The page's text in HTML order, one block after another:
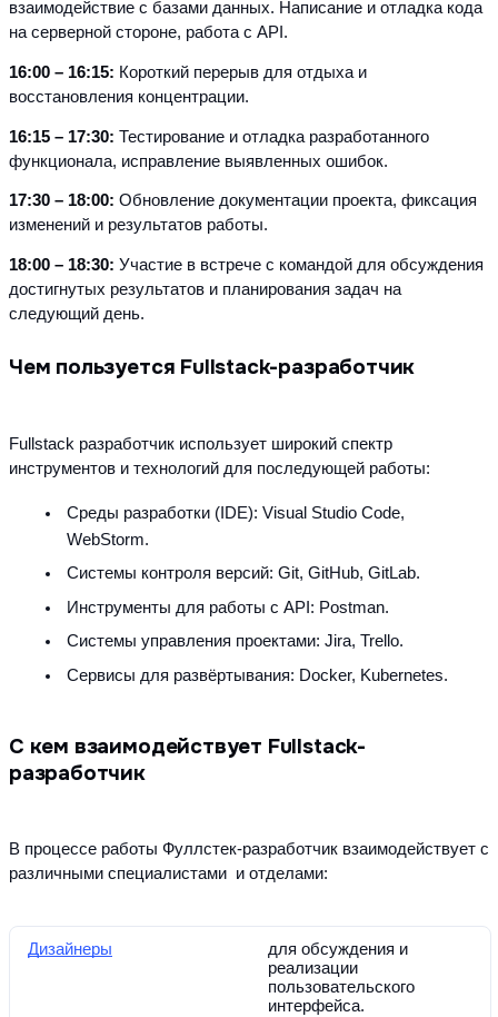
взаимодействие с базами данных. Написание и отладка кода
на серверной стороне, работа с API.
16:00 – 16:15: Короткий перерыв для отдыха и
восстановления концентрации.
16:15 – 17:30: Тестирование и отладка разработанного
функционала, исправление выявленных ошибок.
17:30 – 18:00: Обновление документации проекта, фиксация
изменений и результатов работы.
18:00 – 18:30: Участие в встрече с командой для обсуждения
достигнутых результатов и планирования задач на
следующий день.
Чем пользуется Fullstack-разработчик
Fullstack разработчик использует широкий спектр
инструментов и технологий для последующей работы:
Среды разработки (IDE): Visual Studio Code,
WebStorm.
Системы контроля версий: Git, GitHub, GitLab.
Инструменты для работы с API: Postman.
Системы управления проектами: Jira, Trello.
Сервисы для развёртывания: Docker, Kubernetes.
С кем взаимодействует Fullstack-
разработчик
В процессе работы Фуллстек-разработчик взаимодействует с
различными специалистами  и отделами:
Дизайнеры
для обсуждения и
реализации
пользовательского
интерфейса.